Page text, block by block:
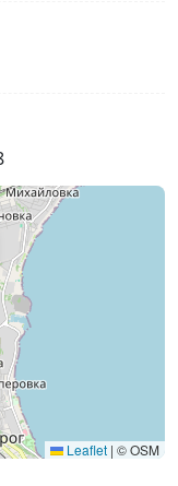
Leaflet | © OSM